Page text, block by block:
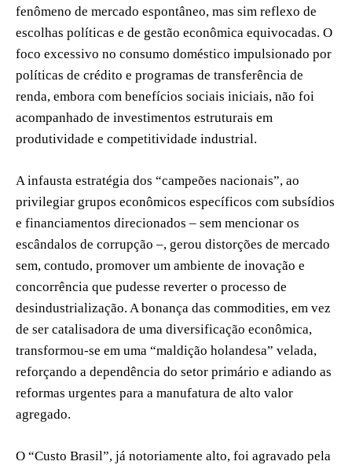
fenômeno de mercado espontâneo, mas sim reflexo de
escolhas políticas e de gestão econômica equivocadas. O
foco excessivo no consumo doméstico impulsionado por
políticas de crédito e programas de transferência de
renda, embora com benefícios sociais iniciais, não foi
acompanhado de investimentos estruturais em
produtividade e competitividade industrial.
A infausta estratégia dos “campeões nacionais”, ao
privilegiar grupos econômicos específicos com subsídios
e financiamentos direcionados – sem mencionar os
escândalos de corrupção –, gerou distorções de mercado
sem, contudo, promover um ambiente de inovação e
concorrência que pudesse reverter o processo de
desindustrialização. A bonança das commodities, em vez
de ser catalisadora de uma diversificação econômica,
transformou-se em uma “maldição holandesa” velada,
reforçando a dependência do setor primário e adiando as
reformas urgentes para a manufatura de alto valor
agregado.
O “Custo Brasil”, já notoriamente alto, foi agravado pela